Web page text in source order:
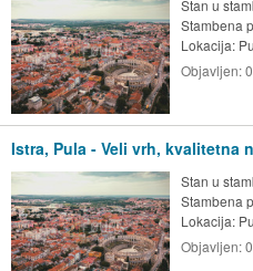
Stan u
Stambena
Lokacija:
Objavljen:
Istra, Pula - Veli vrh, kvalitetna
Stan u
Stambena
Lokacija:
Objavljen: